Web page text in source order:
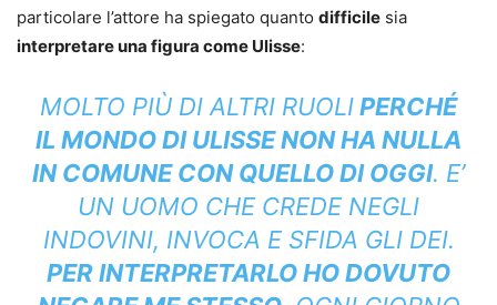
particolare l’attore ha spiegato quanto difficile sia
interpretare una figura come Ulisse:
MOLTO PIÙ DI ALTRI RUOLIPERCHÉ
IL MONDO DI ULISSE NON HA NULLA
IN COMUNE CON QUELLO DI OGGI. E’
UN UOMO CHE CREDE NEGLI
INDOVINI, INVOCA E SFIDA GLI DEI.
PER INTERPRETARLO HO DOVUTO